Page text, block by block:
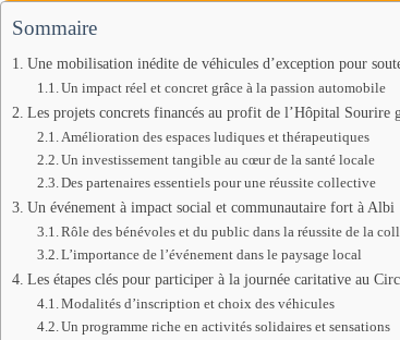
Sommaire
Une mobilisation inédite de véhicules d’exception pour
Un impact réel et concret grâce à la passion automobile
Les projets concrets financés au profit de l’Hôpital Sourire
Amélioration des espaces ludiques et thérapeutiques
Un investissement tangible au cœur de la santé locale
Des partenaires essentiels pour une réussite collective
Un événement à impact social et communautaire fort à Albi
Rôle des bénévoles et du public dans la réussite de la
L’importance de l’événement dans le paysage local
Les étapes clés pour participer à la journée caritative au
Modalités d’inscription et choix des véhicules
Un programme riche en activités solidaires et sensations